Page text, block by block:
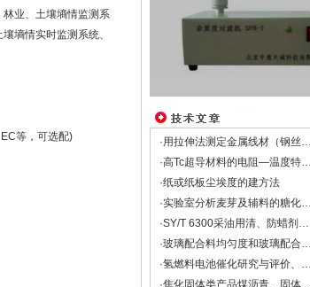
业、土壤墒情监测系
墒情实时监测系统、
等，可选配)
·用拉伸法测定金属线材（钢丝）杨氏模量
·高Tc超导材料的电阻—温度特性的测量与处理
·纸或纸板尘埃度的建方法
·实验室分析麦芽及辅料的糖化力、糖化时间和浸出物的设备
·SY/T 6300采油用清、防蜡剂技术要求
·玻璃配合料均匀度和玻璃配合料中含碱量的检测方法
·氢燃料电池催化研究与评价、锂空电池研究
·焦化固体类产品煤沥青、固体古马隆-茚树脂软化点的测定方法